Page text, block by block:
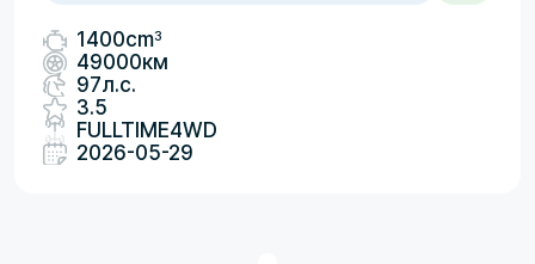
1400cm3
49000км
97л.с.
3.5
FULLTIME4WD
2026-05-29